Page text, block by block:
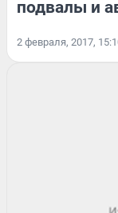
подвалы и
2 февраля, 2017,